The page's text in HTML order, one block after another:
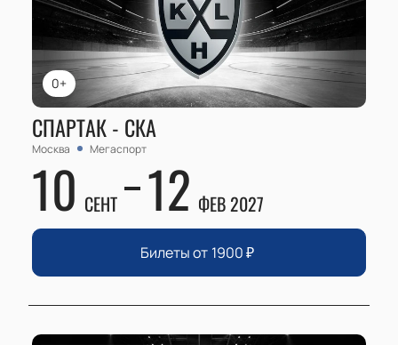
0+
СПАРТАК - СКА
Москва Мегаспорт
10 СЕНТ 12 ФЕВ 2027
Билеты от 1900₽